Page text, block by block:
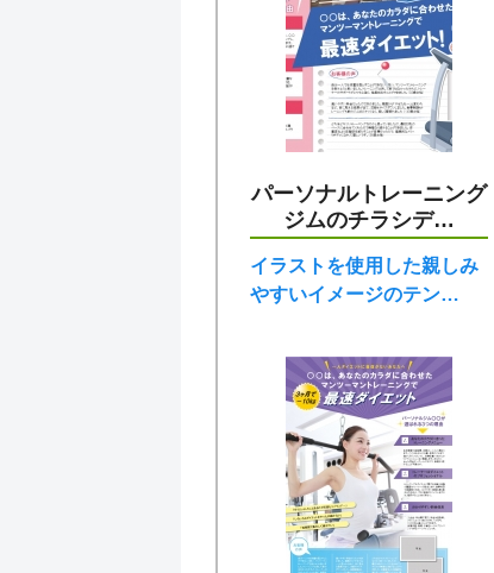
パーソナルトレーニング
ジムのチラシデ…
イラストを使用した親しみ
やすいイメージのテン…